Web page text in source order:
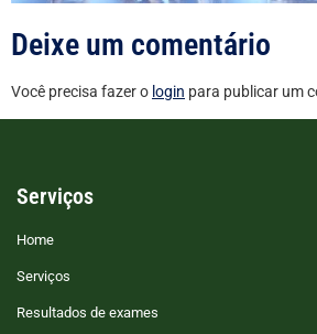
Deixe um comentário
Você precisa fazer o login para publicar um
Serviços
Home
Serviços
Resultados de exames